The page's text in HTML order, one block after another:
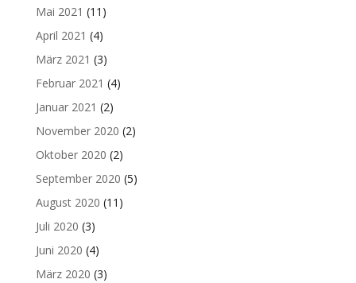
Mai 2021 (11)
April 2021 (4)
März 2021 (3)
Februar 2021 (4)
Januar 2021 (2)
November 2020 (2)
Oktober 2020 (2)
September 2020 (5)
August 2020 (11)
Juli 2020 (3)
Juni 2020 (4)
März 2020 (3)